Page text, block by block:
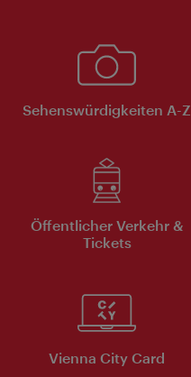
Sehenswürdigkeiten A-Z
Öffentlicher Verkehr &
Tickets
Vienna City Card